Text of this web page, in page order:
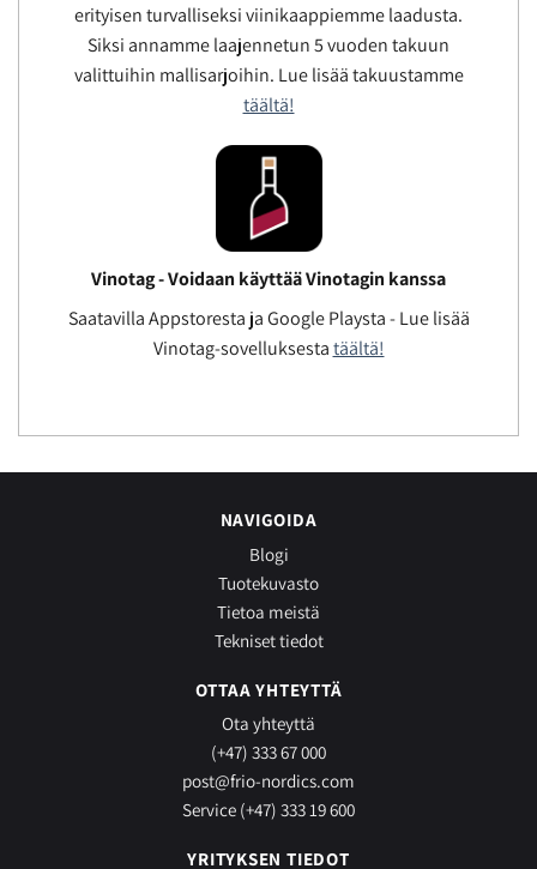
erityisen turvalliseksi viinikaappiemme laadusta.
Siksi annamme laajennetun 5 vuoden takuun
valittuihin mallisarjoihin. Lue lisää takuustamme
täältä!
Vinotag - Voidaan käyttää Vinotagin kanssa
Saatavilla Appstoresta ja Google Playsta - Lue lisää
Vinotag-sovelluksestatäältä!
NAVIGOIDA
Blogi
Tuotekuvasto
Tietoa meistä
Tekniset tiedot
OTTAA YHTEYTTÄ
Ota yhteyttä
(+47) 333 67 000
post@frio-nordics.com
Service (+47) 333 19 600
YRITYKSEN TIEDOT